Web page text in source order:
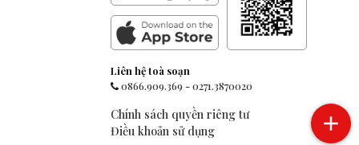
Liên hệ toà soạn
0866.909.369-0271.3870020
Chính sách quyền riêng tư
Điều khoản sử dụng